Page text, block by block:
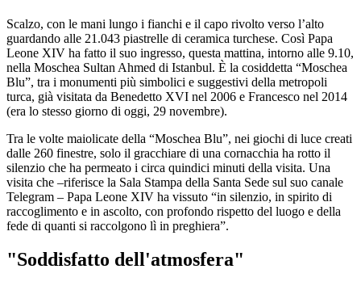
Scalzo, con le mani lungo i fianchi e il capo rivolto verso l’alto
guardando alle 21.043 piastrelle di ceramica turchese. Così Papa
Leone XIV ha fatto il suo ingresso, questa mattina, intorno alle 9.10,
nella Moschea Sultan Ahmed di Istanbul. È la cosiddetta “Moschea
Blu”, tra i monumenti più simbolici e suggestivi della metropoli
turca, già visitata da Benedetto XVI nel 2006 e Francesco nel 2014
(era lo stesso giorno di oggi, 29 novembre).
Tra le volte maiolicate della “Moschea Blu”, nei giochi di luce creati
dalle 260 finestre, solo il gracchiare di una cornacchia ha rotto il
silenzio che ha permeato i circa quindici minuti della visita. Una
visita che –riferisce la Sala Stampa della Santa Sede sul suo canale
Telegram – Papa Leone XIV ha vissuto “in silenzio, in spirito di
raccoglimento e in ascolto, con profondo rispetto del luogo e della
fede di quanti si raccolgono lì in preghiera”.
"Soddisfatto dell'atmosfera"